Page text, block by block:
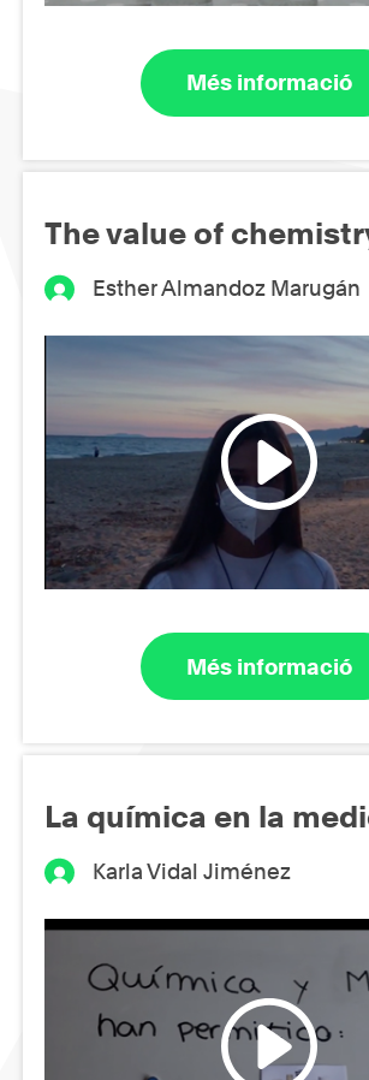
Més informació
The value of
Esther Almandoz Marugán
Més informació
La química en la
Karla Vidal Jiménez